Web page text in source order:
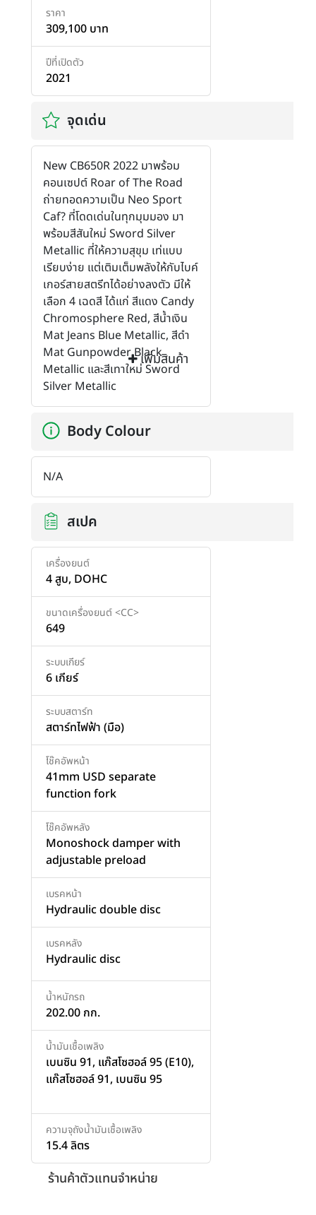
เพิ่มสินค้า
ราคา
309,100 บาท
ปีที่เปิดตัว
2021
จุดเด่น
New CB650R 2022 มาพร้อม
คอนเซปต์ Roar of The Road
ถ่ายทอดความเป็น Neo Sport
Caf? ที่โดดเด่นในทุกมุมมอง มา
พร้อมสีสันใหม่ Sword Silver
Metallic ที่ให้ความสุขุม เท่แบบ
เรียบง่าย แต่เติมเต็มพลังให้กับไบค์
เกอร์สายสตรีทได้อย่างลงตัว มีให้
เลือก 4 เฉดสี ได้แก่ สีแดง Candy
Chromosphere Red, สีน้ำเงิน
Mat Jeans Blue Metallic, สีดำ
Mat Gunpowder Black
Metallic และสีเทาใหม่ Sword
Silver Metallic
Body Colour
N/A
สเปค
เครื่องยนต์
4 สูบ, DOHC
ขนาดเครื่องยนต์ <CC>
649
ระบบเกียร์
6 เกียร์
ระบบสตาร์ท
สตาร์ทไฟฟ้า (มือ)
โช๊คอัพหน้า
41mm USD separate
function fork
โช๊คอัพหลัง
Monoshock damper with
adjustable preload
เบรคหน้า
Hydraulic double disc
เบรคหลัง
Hydraulic disc
น้ำหนักรถ
202.00 กก.
น้ำมันเชื้อเพลิง
เบนซิน 91, แก๊สโซฮอล์ 95 (E10),
แก๊สโซฮอล์ 91, เบนซิน 95
ความจุถังน้ำมันเชื้อเพลิง
15.4 ลิตร
ร้านค้าตัวแทนจำหน่าย